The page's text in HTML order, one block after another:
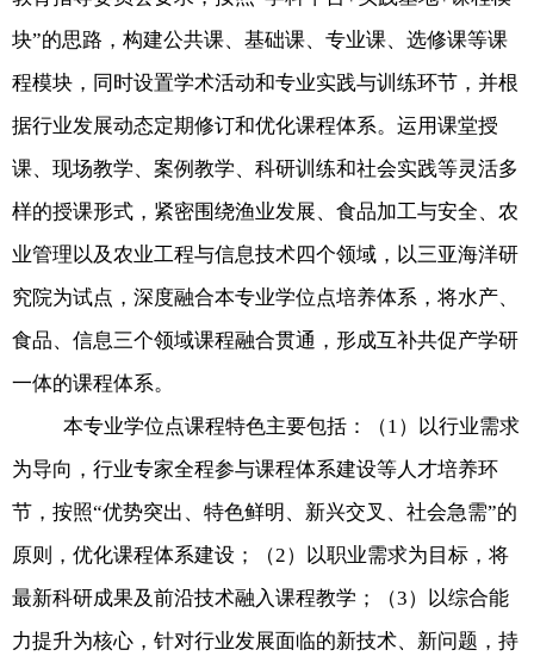
块”的思路，构建公共课、基础课、专业课、选修课等课
程模块，同时设置学术活动和专业实践与训练环节，并根
据行业发展动态定期修订和优化课程体系。运用课堂授
课、现场教学、案例教学、科研训练和社会实践等灵活多
样的授课形式，紧密围绕渔业发展、食品加工与安全、农
业管理以及农业工程与信息技术四个领域，以三亚海洋研
究院为试点，深度融合本专业学位点培养体系，将水产、
食品、信息三个领域课程融合贯通，形成互补共促产学研
一体的课程体系。
本专业学位点课程特色主要包括：（1 ）以行业需求
为导向，行业专家全程参与课程体系建设等人才培养环
节，按照“优势突出、特色鲜明、新兴交叉、社会急需”的
原则，优化课程体系建设；（2）以职业需求为目标，将
最新科研成果及前沿技术融入课程教学；（3）以综合能
力提升为核心，针对行业发展面临的新技术、新问题，持